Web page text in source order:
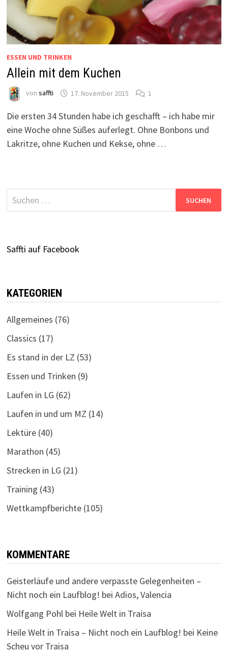
ESSEN UND TRINKEN
Allein mit dem Kuchen
von saffti 17. November 2015 1
Die ersten 34 Stunden habe ich geschafft – ich habe mir
eine Woche ohne Süßes auferlegt. Ohne Bonbons und
Lakritze, ohne Kuchen und Kekse, ohne …
Suchen
nach:
Saffti auf Facebook
KATEGORIEN
Allgemeines (76)
Classics (17)
Es stand in der LZ (53)
Essen und Trinken (9)
Laufen in LG (62)
Laufen in und um MZ (14)
Lektüre(40)
Marathon (45)
Strecken in LG (21)
Training (43)
Wettkampfberichte(105)
KOMMENTARE
Geisterläufe und andere verpasste Gelegenheiten –
Nicht noch ein Laufblog! bei Adios, Valencia
Wolfgang Pohlbei Heile Welt in Traisa
Heile Welt in Traisa – Nicht noch ein Laufblog! bei Keine
Scheu vor Traisa